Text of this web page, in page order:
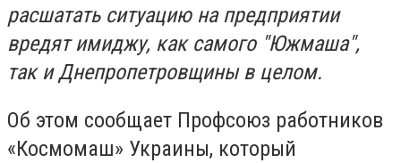
расшатать ситуацию на предприятии
вредят имиджу, как самого "Южмаша",
так и Днепропетровщины в целом.
Об этом сообщает Профсоюз работников
«Космомаш» Украины, который